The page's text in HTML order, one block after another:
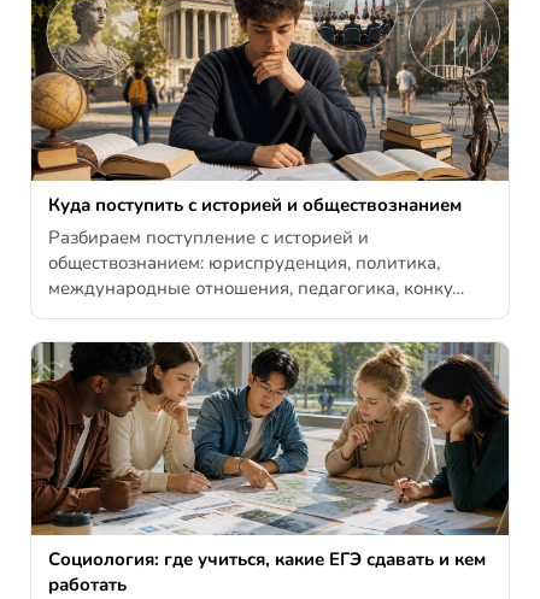
Куда поступить с историей и обществознанием
Разбираем поступление с историей и
обществознанием: юриспруденция, политика,
международные отношения, педагогика, конку…
Социология: где учиться, какие ЕГЭ сдавать и кем
работать